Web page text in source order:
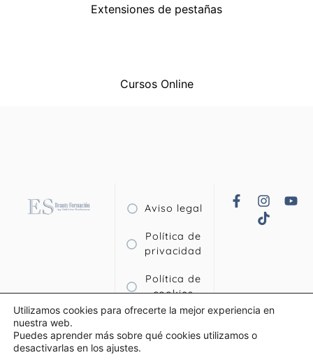
Extensiones de pestañas
Cursos Online
Aviso legal
Política de
privacidad
Política de
cookies
condiciones
Utilizamos cookies para ofrecerte la mejor experiencia en
nuestra web.
Puedes aprender más sobre qué cookies utilizamos o
desactivarlas en los ajustes.